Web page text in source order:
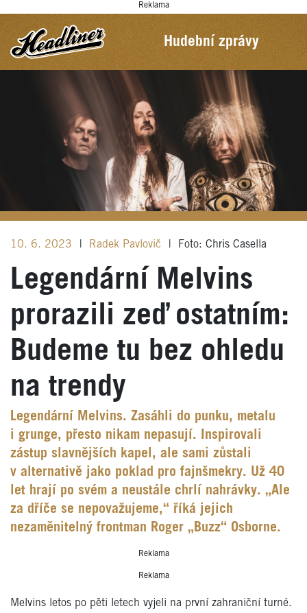
Reklama
Hudební zprávy
10. 6. 2023 Radek Pavlovič Foto: Chris Casella
Legendární Melvins
prorazili zeď ostatním:
Budeme tu bez ohledu
na trendy
Legendární Melvins. Zasáhli do punku, metalu
i grunge, přesto nikam nepasují. Inspirovali
zástup slavnějších kapel, ale sami zůstali
v alternativě jako poklad pro fajnšmekry. Už 40
let hrají po svém a neustále chrlí nahrávky. „Ale
za dříče se nepovažujeme,“ říká jejich
nezaměnitelný frontman Roger „Buzz“ Osborne.
Reklama
Reklama
Melvins letos po pěti letech vyjeli na první zahraniční turné.